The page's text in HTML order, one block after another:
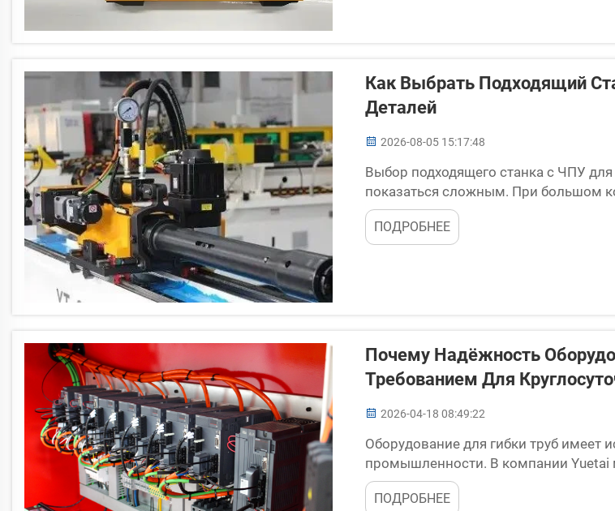
Как Выбрать Подходящий
Деталей
2026-08-05 15:17:48
Выбор подходящего станка с ЧПУ
показаться сложным. При большом
внимание. Станок с ЧПУ для гибки
конструкции, необходимые для
ПОДРОБНЕЕ
Почему Надёжность
Требованием Для
2026-04-18 08:49:22
Оборудование для гибки труб имеет
промышленности. В компании Yuetai
круглосуточно. Если они выходят из
проблемам. Компании полагаются на
ПОДРОБНЕЕ